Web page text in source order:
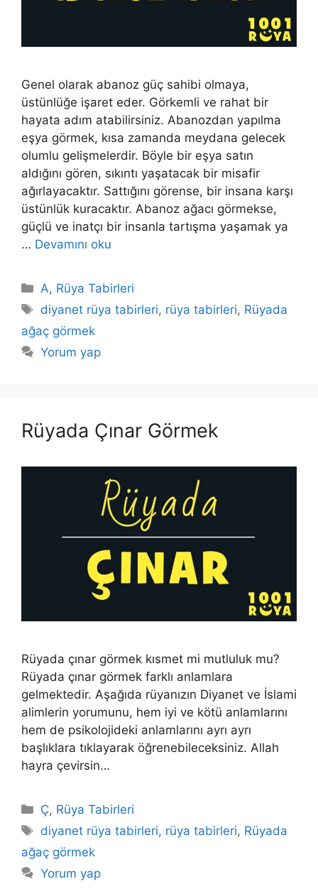
Genel olarak abanoz güç sahibi olmaya,
üstünlüğe işaret eder. Görkemli ve rahat bir
hayata adım atabilirsiniz. Aba­nozdan yapılma
eşya görmek, kısa zamanda meydana gelecek
olumlu gelişmelerdir. Böyle bir eşya satın
aldığını gören, sıkıntı yaşatacak bir misafir
ağırlayacaktır. Sattığını görense, bir insana karşı
üstünlük kuracaktır. Abanoz ağacı görmekse,
güçlü ve inatçı bir insanla tartışma yaşamak ya
… Devamını oku
Kategoriler
A, Rüya Tabirleri
Etiketler
diyanet rüya tabirleri, rüya tabirleri, Rüyada
ağaç görmek
Yorum yap
Rüyada Çınar Görmek
Rüyada çınar görmek kısmet mi mutluluk mu?
Rüyada çınar görmek farklı anlamlara
gelmektedir. Aşağıda rüyanızın Diyanet ve İslami
alimlerin yorumunu, hem iyi ve kötü anlamlarını
hem de psikolojideki anlamlarını ayrı ayrı
başlıklara tıklayarak öğrenebileceksiniz. Allah
hayra çevirsin…
Kategoriler
Ç, Rüya Tabirleri
Etiketler
diyanet rüya tabirleri, rüya tabirleri, Rüyada
ağaç görmek
Yorum yap